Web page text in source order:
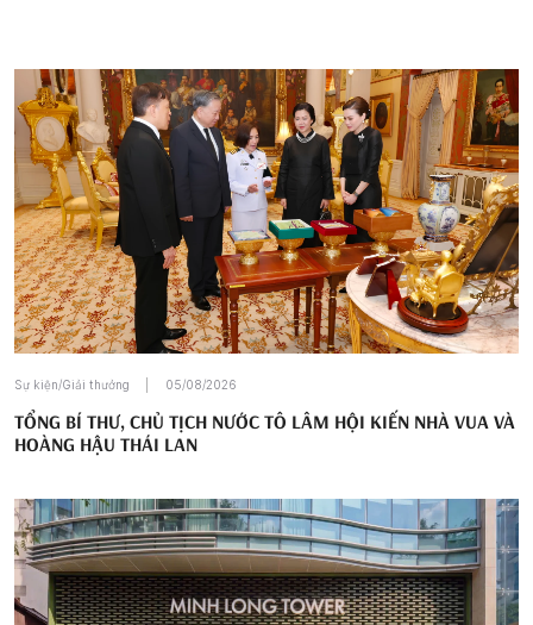
Sự kiện/Giải thưởng 05/08/2026
TỔNG BÍ THƯ, CHỦ TỊCH NƯỚC TÔ LÂM HỘI KIẾN NHÀ VUA VÀ
HOÀNG HẬU THÁI LAN